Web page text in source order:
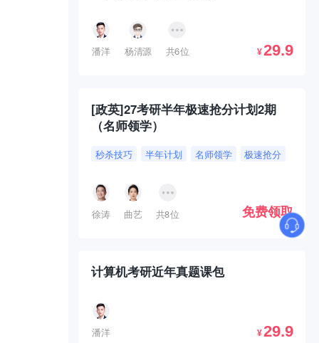
潘洋 杨清源 共6位 ¥29.9
[政英]27考研半年极速抢分计划2期
（名师领学）
秒杀技巧 半年计划 名师领学 极速抢分
徐涛 曲艺 共8位 免费领取
计算机考研近年真题课包
潘洋 ¥29.9